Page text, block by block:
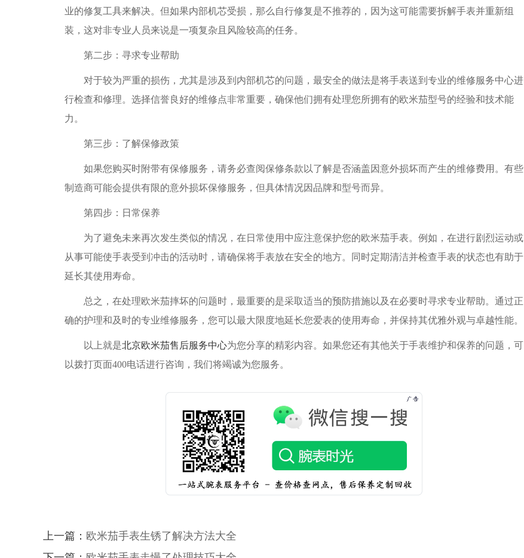
业的修复工具来解决。但如果内部机芯受损，那么自行修复是不推荐的，因为这可能需要拆解手表并重新组
装，这对非专业人员来说是一项复杂且风险较高的任务。
第二步：寻求专业帮助
对于较为严重的损伤，尤其是涉及到内部机芯的问题，最安全的做法是将手表送到专业的维修服务中心进
行检查和修理。选择信誉良好的维修点非常重要，确保他们拥有处理您所拥有的欧米茄型号的经验和技术能
力。
第三步：了解保修政策
如果您购买时附带有保修服务，请务必查阅保修条款以了解是否涵盖因意外损坏而产生的维修费用。有些
制造商可能会提供有限的意外损坏保修服务，但具体情况因品牌和型号而异。
第四步：日常保养
为了避免未来再次发生类似的情况，在日常使用中应注意保护您的欧米茄手表。例如，在进行剧烈运动或
从事可能使手表受到冲击的活动时，请确保将手表放在安全的地方。同时定期清洁并检查手表的状态也有助于
延长其使用寿命。
总之，在处理欧米茄摔坏的问题时，最重要的是采取适当的预防措施以及在必要时寻求专业帮助。通过正
确的护理和及时的专业维修服务，您可以最大限度地延长您爱表的使用寿命，并保持其优雅外观与卓越性能。
以上就是北京欧米茄售后服务中心为您分享的精彩内容。如果您还有其他关于手表维护和保养的问题，可
以拨打页面400电话进行咨询，我们将竭诚为您服务。
上一篇： 欧米茄手表生锈了解决方法大全